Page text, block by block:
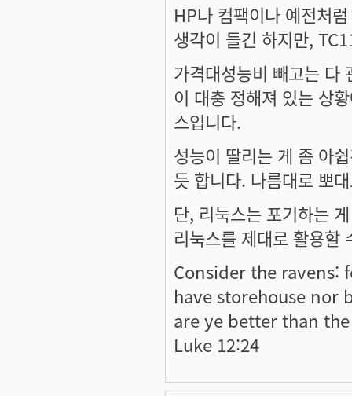
HP나 컴팩이나 예전처
생각이 들긴 하지만,
가격대성능비 빼고는 다
이 대충 정해져 있는 상
스입니다.
성능이 딸리는 게 좀 아
듯 합니다. 나름대로 뽀
단, 리눅스는 포기하는
리눅스를 제대로 활용할
Consider the
have storehouse nor
are ye better than
Luke 12:24